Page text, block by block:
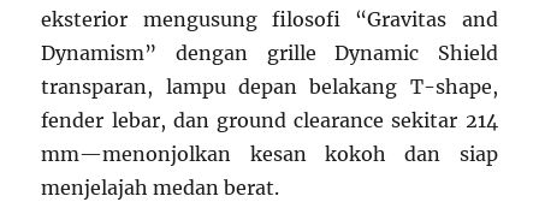
eksterior mengusung filosofi “Gravitas and
Dynamism” dengan grille Dynamic Shield
transparan, lampu depan belakang T-shape,
fender lebar, dan ground clearance sekitar 214
mm—menonjolkan kesan kokoh dan siap
menjelajah medan berat.